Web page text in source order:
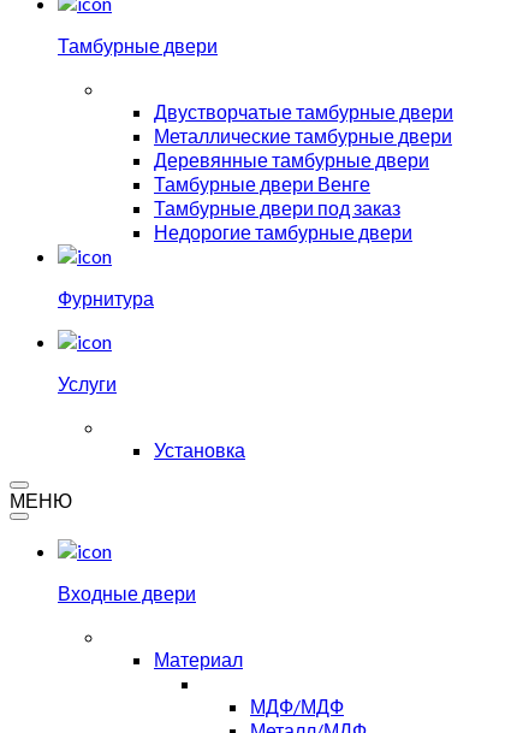
Тамбурные двери
Двустворчатые тамбурные двери
Металлические тамбурные двери
Деревянные тамбурные двери
Тамбурные двери Венге
Тамбурные двери под заказ
Недорогие тамбурные двери
Фурнитура
Услуги
Установка
МЕНЮ
Входные двери
Материал
МДФ/МДФ